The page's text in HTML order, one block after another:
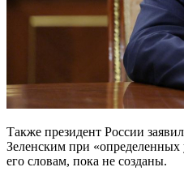
Также президент России
Зеленским при
его словам, пока не созданы.